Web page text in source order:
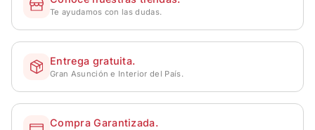
Te ayudamos con las dudas.
Entrega gratuita.
Gran Asunción e Interior del País.
Compra Garantizada.